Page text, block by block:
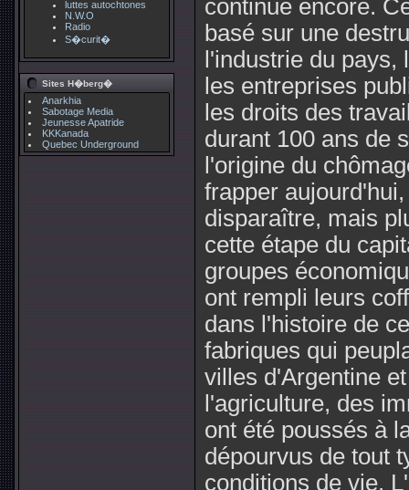
luttes autochtones
N.W.O
Radio
S�curit�
Sites H�berg�
Anarkhia
Sabotage Media
Jeunesse Apatride
KKKanada
Quebec Underground
continue encore.
basé sur une
l'industrie du
les entreprises
les droits des
durant 100 ans de
l'origine du
frapper
disparaître, mais
cette étape du
groupes
ont rempli leurs
dans l'histoire de
fabriques qui
villes d'Argentine
l'agriculture, des
ont été poussés à
dépourvus de tout
conditions de vie.